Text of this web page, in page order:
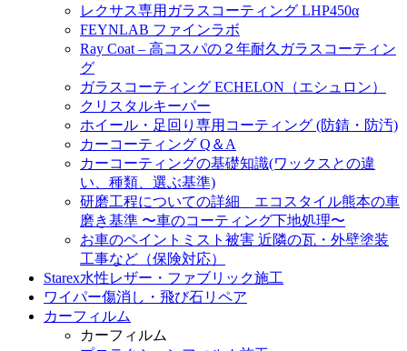
レクサス専用ガラスコーティング LHP450α
FEYNLAB ファインラボ
Ray Coat – 高コスパの２年耐久ガラスコーティン
グ
ガラスコーティング ECHELON（エシュロン）
クリスタルキーパー
ホイール・足回り専用コーティング (防錆・防汚)
カーコーティング Q＆A
カーコーティングの基礎知識(ワックスとの違
い、種類、選ぶ基準)
研磨工程についての詳細 エコスタイル熊本の車
磨き基準 〜車のコーティング下地処理〜
お車のペイントミスト被害 近隣の瓦・外壁塗装
工事など（保険対応）
Starex水性レザー・ファブリック施工
ワイパー傷消し・飛び石リペア
カーフィルム
カーフィルム